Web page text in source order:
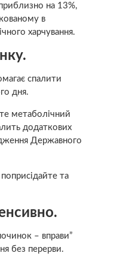
на 13%,
в
харчування.
спалити
дня.
метаболічний
додаткових
Державного
та
– вправи”
без перерви.